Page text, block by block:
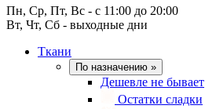
Пн, Ср, Пт, Вс - с 11:00 до 20:00
Вт, Чт, Сб - выходные дни
Ткани
По назначению »
Дешевле не бывает
Остатки сладки